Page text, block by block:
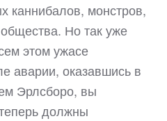
каннибалов, монстров,
Но так уже
этом ужасе
аварии, оказавшись в
Эрлсборо, вы
должны